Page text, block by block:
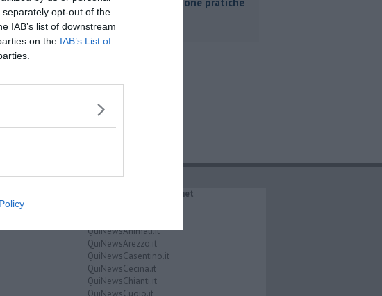
opt-out of the
IAB’s list of downstream
on the IAB’s List of
IL NETWORK QuiNews.net
QuiNewsAnimali.it
QuiNewsArezzo.it
QuiNewsCasentino.it
QuiNewsCecina.it
QuiNewsChianti.it